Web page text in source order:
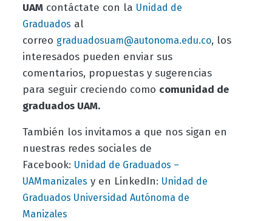
UAMcontáctate con la Unidad de
Graduados al
correo graduadosuam@autonoma.edu.co, los
interesados pueden enviar sus
comentarios, propuestas y sugerencias
para seguir creciendo como comunidad de
graduados UAM.
También los invitamos a que nos sigan en
nuestras redes sociales de
Facebook: Unidad de Graduados –
UAMmanizales y en LinkedIn: Unidad de
Graduados Universidad Autónoma de
Manizales